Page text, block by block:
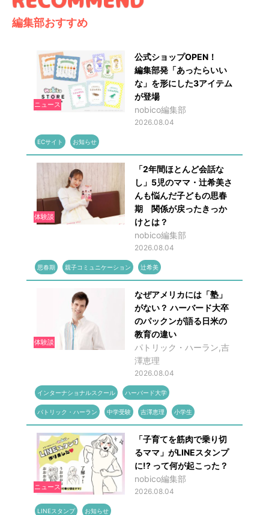
編集部おすすめ
ニュース
公式ショップOPEN！
編集部発「あったらいい
な」を形にした3アイテム
が登場
nobico編集部
2026.08.04
ECサイト お知らせ
体験談
「2年間ほとんど会話な
し」5児のママ・辻希美さ
んも悩んだ子どもの思春
期 関係が戻ったきっか
けとは？
nobico編集部
2026.08.04
思春期 親子コミュニケーション 辻希美
体験談
なぜアメリカには「塾」
がない？ ハーバード大卒
のパックンが語る日米の
教育の違い
パトリック・ハーラン,吉
澤恵理
2026.08.04
インターナショナルスクール ハーバード大学
パトリック・ハーラン 中学受験 吉澤恵理 小学生
ニュース
「子育てを筋肉で乗り切
るママ」がLINEスタンプ
に!? って何が起こった？
nobico編集部
2026.08.04
LINEスタンプ お知らせ